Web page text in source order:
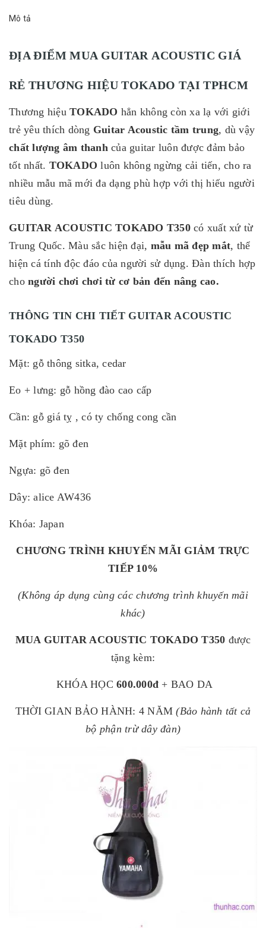
Mô tả
ĐỊA ĐIỂM MUA GUITAR ACOUSTIC GIÁ
RẺ THƯƠNG HIỆU TOKADO TẠI TPHCM
Thương hiệu TOKADO hẳn không còn xa lạ với giới
trẻ yêu thích dòng Guitar Acoustic tầm trung, dù vậy
chất lượng âm thanhcủa guitar luôn được đảm bảo
tốt nhất. TOKADO luôn không ngừng cải tiến, cho ra
nhiều mẫu mã mới đa dạng phù hợp với thị hiếu người
tiêu dùng.
GUITAR ACOUSTIC TOKADO T350 có xuất xứ từ
Trung Quốc. Màu sắc hiện đại, mẫu mã đẹp mắt, thể
hiện cá tính độc đáo của người sử dụng. Đàn thích hợp
chongười chơi chơi từ cơ bản đến nâng cao.
THÔNG TIN CHI TIẾT GUITAR ACOUSTIC
TOKADO T350
Mặt: gỗ thông sitka, cedar
Eo + lưng: gỗ hồng đào cao cấp
Cần: gỗ giá tỵ , có ty chống cong cần
Mặt phím: gõ đen
Ngựa: gõ đen
Dây: alice AW436
Khóa: Japan
CHƯƠNG TRÌNH KHUYẾN MÃI GIẢM TRỰC
TIẾP 10%
(Không áp dụng cùng các chương trình khuyến mãi
khác)
MUA GUITAR ACOUSTIC TOKADO T350 được
tặng kèm:
KHÓA HỌC600.000đ + BAO DA
THỜI GIAN BẢO HÀNH: 4 NĂM(Bảo hành tất cả
bộ phận trừ dây đàn)